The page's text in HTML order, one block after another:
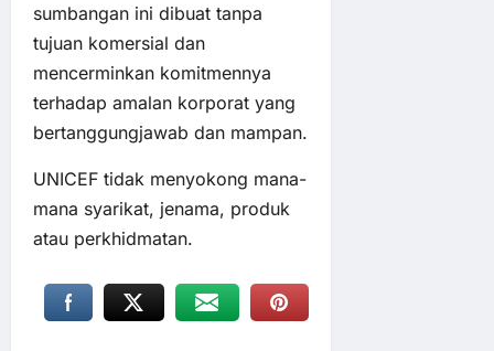
sumbangan ini dibuat tanpa
tujuan komersial dan
mencerminkan komitmennya
terhadap amalan korporat yang
bertanggungjawab dan mampan.
UNICEF tidak menyokong mana-
mana syarikat, jenama, produk
atau perkhidmatan.